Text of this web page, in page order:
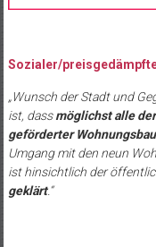
Sozialer/
„Wunsch der Stadt und
ist, dassmöglichst alle
geförderter
Umgang mit den neun
ist hinsichtlich der
geklärt.“